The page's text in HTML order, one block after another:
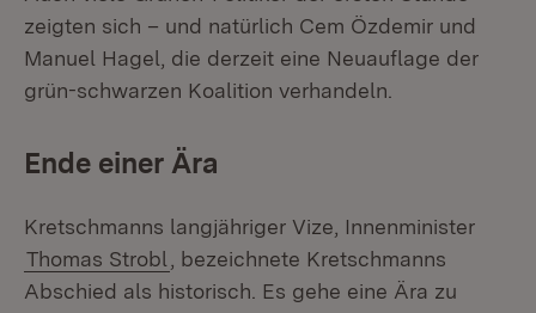
zeigten sich – und natürlich Cem Özdemir und
Manuel Hagel, die derzeit eine Neuauflage der
grün-schwarzen Koalition verhandeln.
Ende einer Ära
Kretschmanns langjähriger Vize, Innenminister
Thomas Strobl
, bezeichnete Kretschmanns
Abschied als historisch. Es gehe eine Ära zu